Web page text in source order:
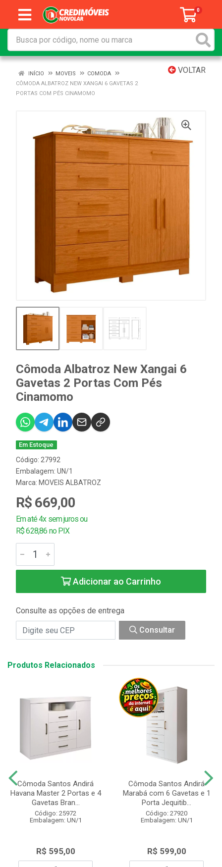
0
VOLTAR
INÍCIO MOVEIS
COMODA
CÔMODA ALBATROZ NEW XANGAI 6 GAVETAS 2
PORTAS COM PÉS CINAMOMO
Cômoda Albatroz New Xangai 6
Gavetas 2 Portas Com Pés
Cinamomo
Em Estoque
Código: 27992
Embalagem: UN/1
Marca: MOVEIS ALBATROZ
R$ 669,00
Em até 4x sem juros ou
R$ 628,86 no PIX
Adicionar ao Carrinho
Consulte as opções de entrega
Consultar
Produtos Relacionados
Cômoda Santos Andirá
Havana Master 2 Portas e 4
Gavetas Bran...
Código: 25972
Embalagem: UN/1
R$ 595,00
Cômoda Santos Andirá
Marabá com 6 Gavetas e 1
Porta Jequitib...
Código: 27920
Embalagem: UN/1
R$ 599,00